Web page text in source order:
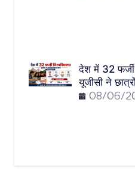
देश में 32 फर्जी
यूजीसी ने
08/06/